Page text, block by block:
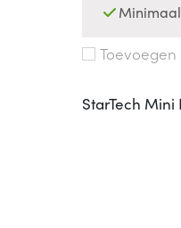
StarTech